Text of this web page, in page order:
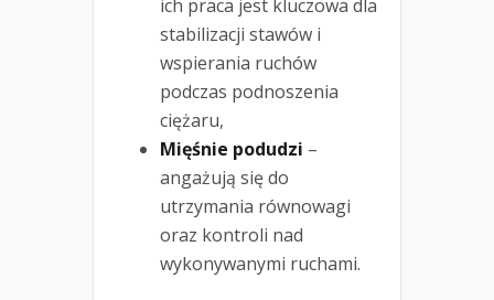
ich praca jest kluczowa dla
stabilizacji stawów i
wspierania ruchów
podczas podnoszenia
ciężaru,
Mięśnie podudzi –
angażują się do
utrzymania równowagi
oraz kontroli nad
wykonywanymi ruchami.